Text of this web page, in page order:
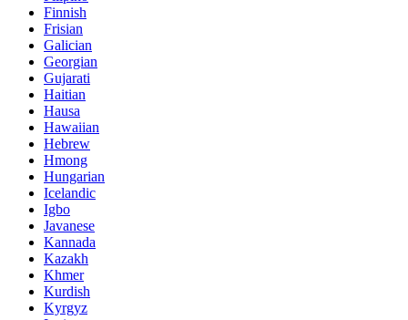
Finnish
Frisian
Galician
Georgian
Gujarati
Haitian
Hausa
Hawaiian
Hebrew
Hmong
Hungarian
Icelandic
Igbo
Javanese
Kannada
Kazakh
Khmer
Kurdish
Kyrgyz